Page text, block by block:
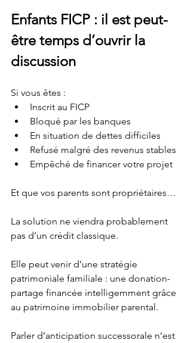
Enfants FICP : il est peut-
être temps d’ouvrir la
discussion
Si vous êtes :
Inscrit au FICP
Bloqué par les banques
En situation de dettes difficiles
Refusé malgré des revenus stables
Empêché de financer votre projet
Et que vos parents sont propriétaires…
La solution ne viendra probablement
pas d’un crédit classique.
Elle peut venir d’une stratégie
patrimoniale familiale : une donation-
partage financée intelligemment grâce
au patrimoine immobilier parental.
Parler d’anticipation successorale n’est